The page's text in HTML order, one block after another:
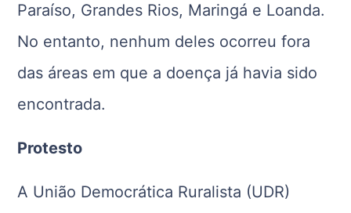
Paraíso, Grandes Rios, Maringá e Loanda.
No entanto, nenhum deles ocorreu fora
das áreas em que a doença já havia sido
encontrada.
Protesto
A União Democrática Ruralista (UDR)